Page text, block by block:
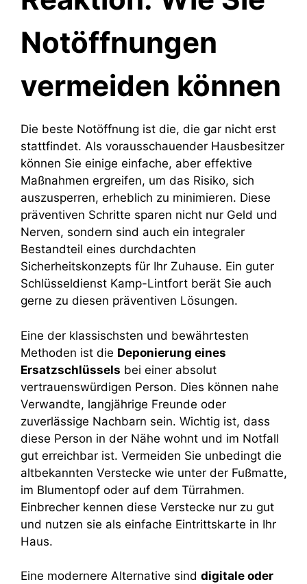
Notöffnungen
vermeiden können
Die beste Notöffnung ist die, die gar nicht erst
stattfindet. Als vorausschauender Hausbesitzer
können Sie einige einfache, aber effektive
Maßnahmen ergreifen, um das Risiko, sich
auszusperren, erheblich zu minimieren. Diese
präventiven Schritte sparen nicht nur Geld und
Nerven, sondern sind auch ein integraler
Bestandteil eines durchdachten
Sicherheitskonzepts für Ihr Zuhause. Ein guter
Schlüsseldienst Kamp-Lintfort berät Sie auch
gerne zu diesen präventiven Lösungen.
Eine der klassischsten und bewährtesten
Methoden ist die Deponierung eines
Ersatzschlüssels bei einer absolut
vertrauenswürdigen Person. Dies können nahe
Verwandte, langjährige Freunde oder
zuverlässige Nachbarn sein. Wichtig ist, dass
diese Person in der Nähe wohnt und im Notfall
gut erreichbar ist. Vermeiden Sie unbedingt die
altbekannten Verstecke wie unter der Fußmatte,
im Blumentopf oder auf dem Türrahmen.
Einbrecher kennen diese Verstecke nur zu gut
und nutzen sie als einfache Eintrittskarte in Ihr
Haus.
Eine modernere Alternative sind digitale oder